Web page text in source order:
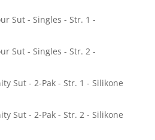
Sut - Singles - Str. 1 -
Sut - Singles - Str. 2 -
Sut - 2-Pak - Str. 1 - Silikone
Sut - 2-Pak - Str. 2 - Silikone